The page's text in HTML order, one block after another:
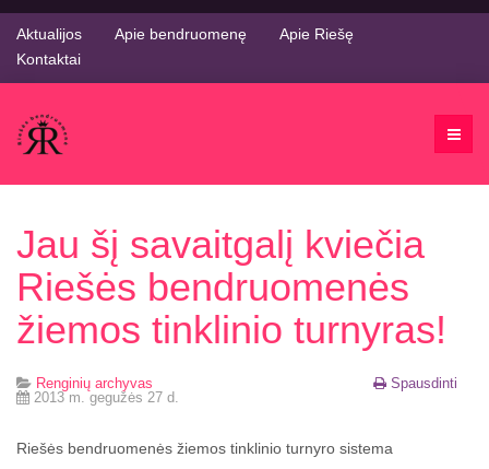
Aktualijos Apie bendruomenę
Apie Riešę
Kontaktai
Jau šį savaitgalį kviečia
Riešės bendruomenės
žiemos tinklinio turnyras!
Spausdinti
Renginių archyvas
2013 m. gegužės 27 d.
Riešės bendruomenės žiemos tinklinio turnyro sistema